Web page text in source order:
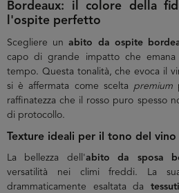
Bordeaux: il colore della
l'ospite perfetto
Scegliere unabito da ospite
capo di grande impatto che emana
tempo. Questa tonalità, che evoca il
si è affermata come scelta premium
raffinatezza che il rosso puro spesso
di protocollo.
Texture ideali per il tono del vino
La bellezza dell'abito da sposa
versatilità nei climi freddi. La
drammaticamente esaltata da